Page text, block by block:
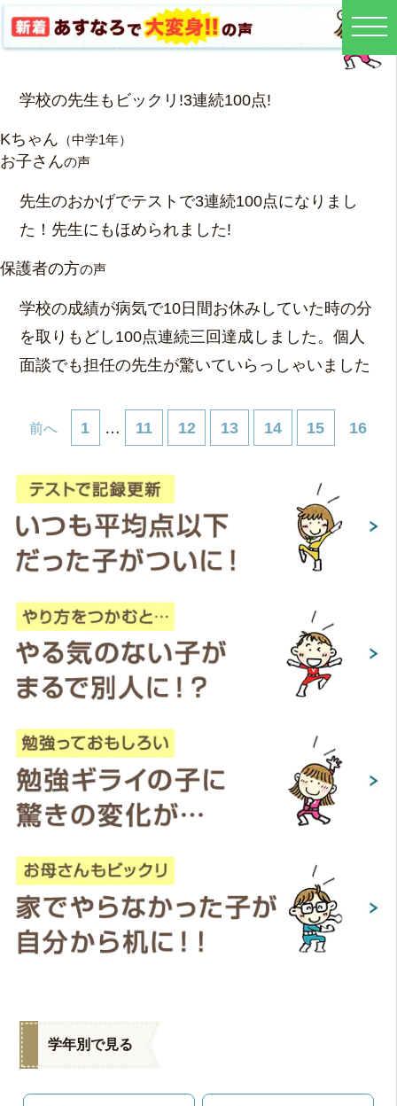
学校の先生もビックリ!3連続100点!
Kちゃん （中学1年）
お子さんの声
先生のおかげでテストで3連続100点になりまし
た！先生にもほめられました!
保護者の方の声
学校の成績が病気で10日間お休みしていた時の分
を取りもどし100点連続三回達成しました。個人
面談でも担任の先生が驚いていらっしゃいました
前へ 1 … 11 12 13 14 15 16
学年別で見る